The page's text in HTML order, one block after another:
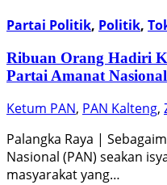
Partai Politik, Politik,
Ribuan Orang Hadiri
Partai Amanat Nasional
Ketum PAN, PAN Kalteng,
Palangka Raya |
Nasional (PAN) seakan
masyarakat yang…